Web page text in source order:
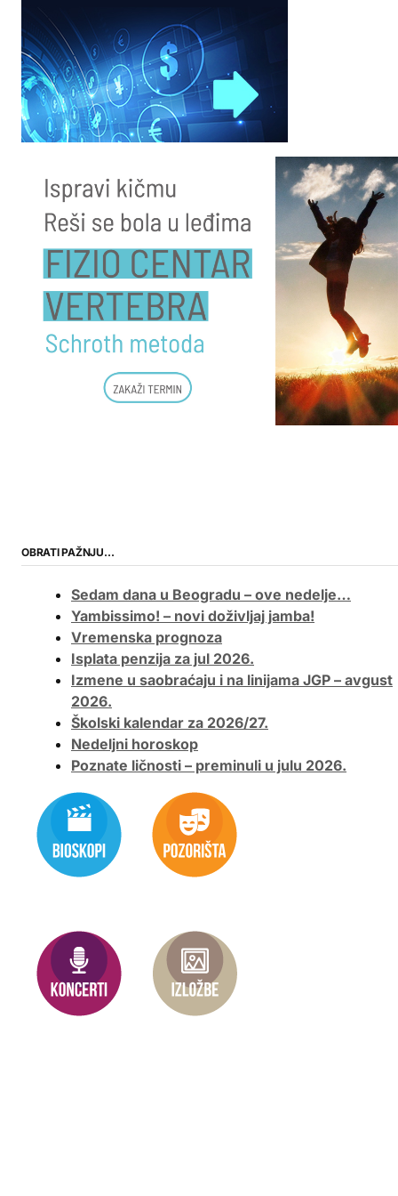
OBRATI PAŽNJU…
Sedam dana u Beogradu – ove nedelje…
Yambissimo! – novi doživljaj jamba!
Vremenska prognoza
Isplata penzija za jul 2026.
Izmene u saobraćaju i na linijama JGP – avgust
2026.
Školski kalendar za 2026/27.
Nedeljni horoskop
Poznate ličnosti – preminuli u julu 2026.